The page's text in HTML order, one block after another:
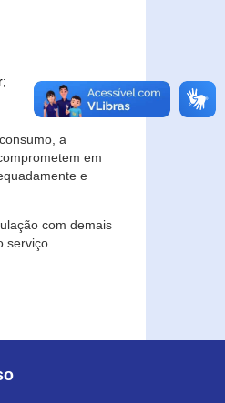
a
em
e
com demais
serviço.